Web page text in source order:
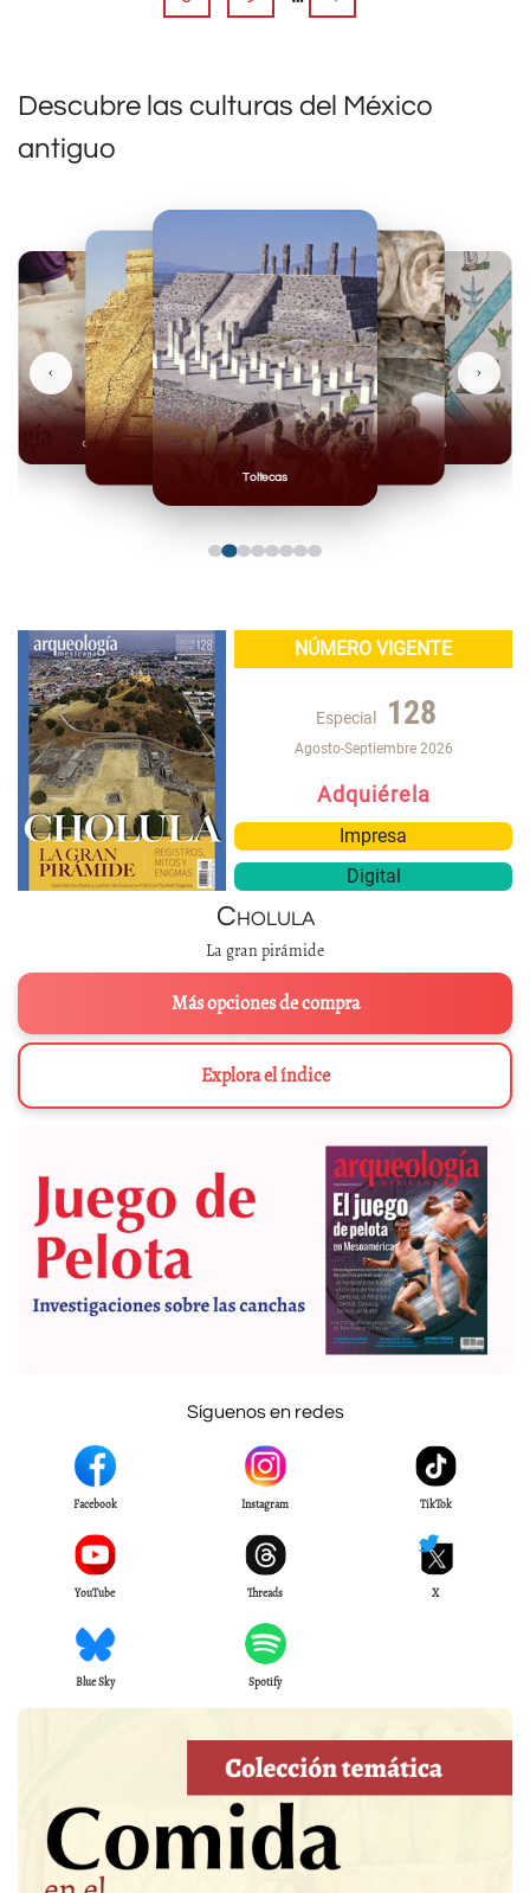
Descubre las culturas del México
antiguo
Toltecas
Mexicas
Olmecas
‹ ›
NÚMERO VIGENTE
Especial 128
Agosto-Septiembre 2026
Adquiérela
Impresa
Digital
Cholula
La gran pirámide
Más opciones de compra
Explora el índice
Síguenos en redes
Facebook Instagram TikTok
YouTube Threads X
Blue Sky Spotify